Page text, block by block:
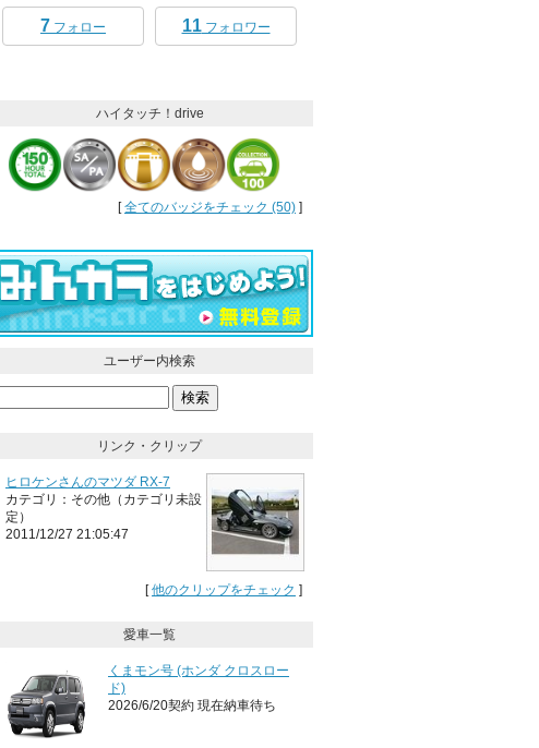
7 フォロー 11フォロワー
ハイタッチ！drive
[全てのバッジをチェック (50) ]
ユーザー内検索
リンク・クリップ
ヒロケンさんのマツダ RX-7
カテゴリ：その他（カテゴリ未設
定）
2011/12/27 21:05:47
[他のクリップをチェック ]
愛車一覧
くまモン号 (ホンダ クロスロー
ド)
2026/6/20契約 現在納車待ち